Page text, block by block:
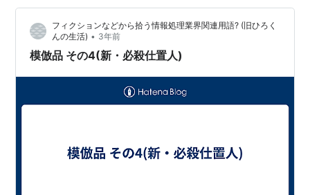
その時、正八が巳代松の名前を騙ったことから巳代松に
町方の探索が延びつつあり…
フィクションなどから拾う情報処理業界関連用語? (旧ひろく
んの生活) • 3年前
模倣品 その4(新・必殺仕置人)